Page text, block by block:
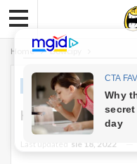
Home Dowcipy
DOWCIPY
Kawał: Mąż I
sie 18, 2022